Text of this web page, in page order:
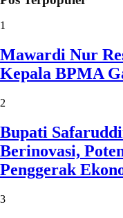
1
Mawardi Nur
Kepala BPMA
2
Bupati
Berinovasi,
Penggerak
3